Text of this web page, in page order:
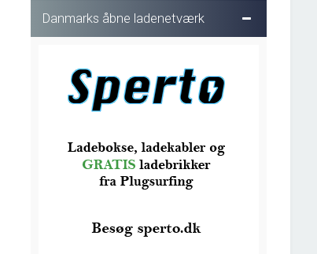
Danmarks åbne ladenetværk